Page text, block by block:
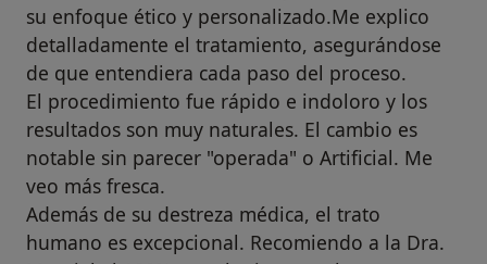
su enfoque ético y personalizado.Me explico
detalladamente el tratamiento, asegurándose
de que entendiera cada paso del proceso.
El procedimiento fue rápido e indoloro y los
resultados son muy naturales. El cambio es
notable sin parecer "operada" o Artificial. Me
veo más fresca.
Además de su destreza médica, el trato
humano es excepcional. Recomiendo a la Dra.